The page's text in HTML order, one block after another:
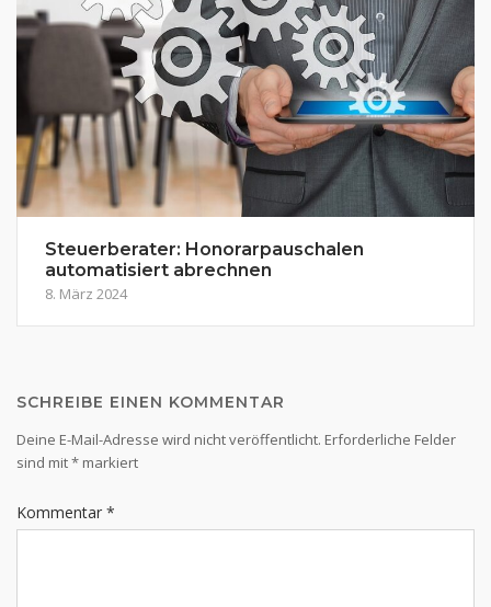
Steuerberater: Honorarpauschalen
automatisiert abrechnen
8. März 2024
SCHREIBE EINEN KOMMENTAR
Deine E-Mail-Adresse wird nicht veröffentlicht. Erforderliche Felder
sind mit* markiert
Kommentar *